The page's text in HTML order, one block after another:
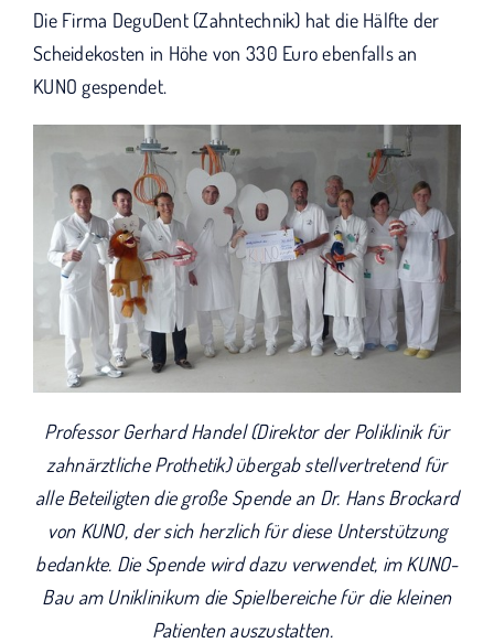
Die Firma DeguDent (Zahntechnik) hat die Hälfte der
Scheidekosten in Höhe von 330 Euro ebenfalls an
KUNO gespendet.
Professor Gerhard Handel (Direktor der Poliklinik für
zahnärztliche Prothetik) übergab stellvertretend für
alle Beteiligten die große Spende an Dr. Hans Brockard
von KUNO, der sich herzlich für diese Unterstützung
bedankte. Die Spende wird dazu verwendet, im KUNO-
Bau am Uniklinikum die Spielbereiche für die kleinen
Patienten auszustatten.